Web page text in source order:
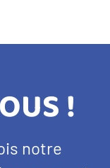
!
notre